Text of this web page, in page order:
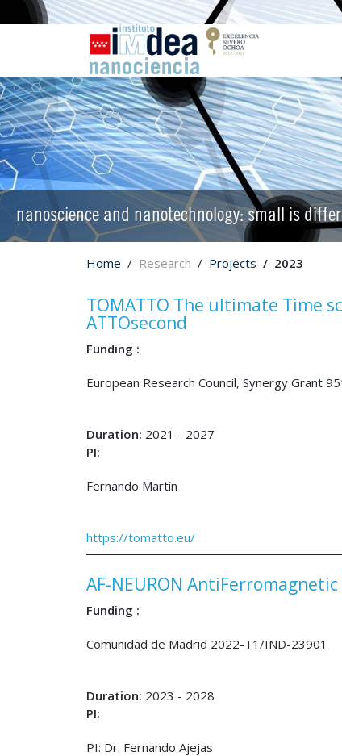
nanoscience and nanotechnology: small is
Home Research Projects 2023
TOMATTO The ultimate Time
ATTOsecond
Funding :
European Research Council, Synergy Grant
Duration: 2021 - 2027
PI:
Fernando Martín
https://tomatto.eu/
AF-NEURON
Funding :
Comunidad de Madrid 2022-T1/IND-23901
Duration: 2023 - 2028
PI:
PI: Dr. Fernando Ajejas